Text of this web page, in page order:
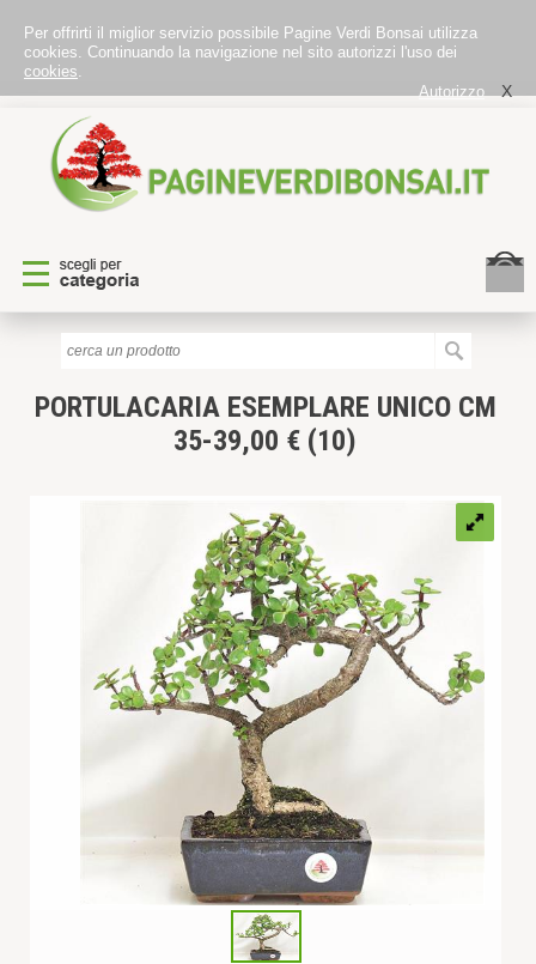
Per offrirti il miglior servizio possibile Pagine Verdi Bonsai utilizza
cookies. Continuando la navigazione nel sito autorizzi l'uso dei
cookies.
Autorizzo
X
PORTULACARIAESEMPLARE UNICO CM
35-39,00 € (10)